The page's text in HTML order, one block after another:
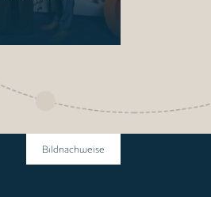
Bildnachweise